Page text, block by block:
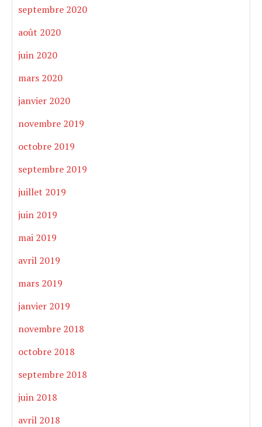
septembre 2020
août 2020
juin 2020
mars 2020
janvier 2020
novembre 2019
octobre 2019
septembre 2019
juillet 2019
juin 2019
mai 2019
avril 2019
mars 2019
janvier 2019
novembre 2018
octobre 2018
septembre 2018
juin 2018
avril 2018